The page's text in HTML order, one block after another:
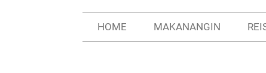
HOME MAKANANGIN